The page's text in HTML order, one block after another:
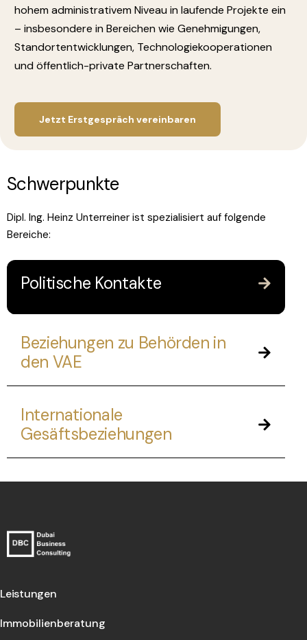
hohem administrativem Niveau in laufende Projekte ein
– insbesondere in Bereichen wie Genehmigungen,
Standortentwicklungen, Technologiekooperationen
und öffentlich-private Partnerschaften.
Jetzt Erstgespräch vereinbaren
Schwerpunkte
Dipl. Ing. Heinz Unterreiner ist spezialisiert auf folgende
Bereiche:
Politische Kontakte
Beziehungen zu Behörden in
den VAE
Internationale
Gesäftsbeziehungen
Leistungen
Immobilienberatung